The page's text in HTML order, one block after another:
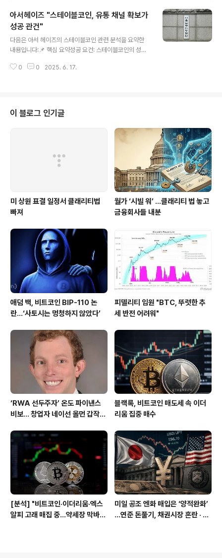
최근 3개월 평균을 상회활성 주소 수는 29만 5천 개로, 전
주 대비 637.5% 급증가격 전망:분석가들은 이러한 온체
인 지표를 근거로 XRP 가격이 최소 8달러까지 상승할 수
있다는 전망을 제시.XRP의 네트워크 활동과 고래 축적이
석된 바 있습니다.https://bloomingbit.io/..
아서헤이즈 "스테이블코인, 유통 채널 확보가
성공 관건"
다음은 아서 헤이즈의 스테이블코인 관련 분석을 요약한
내용입니다:📌 핵심 요약성공 요건: 스테이블코인의 성공
DT): 비트파이넥스와의 협력 및 중화권 내 신뢰를 기반으
휴하거나 직접 스테이블코인을 소유.소셜미디어 기업 및
은행들도 자체 솔루션 구축 중.신규 발행자는 유통 채널이
없어 **사용자 유인을 위해 높은 순이자마진(NIM)**을
제공해야 할 상황.💬 시사점헤이즈의 분석은 스테이블코인
렵고, 거래소·플랫폼과의 전략적 제..
0 0 2025. 6. 17.
이 블로그 인기글
미 상원 표결 일정서 클래리티법
빠져
월가 ‘시빌 워’ …클래리티 법 놓고
금융회사들 내분
애덤 백, 비트코인 BIP-110 논
란…‘사토시는 멍청하지 않았다’
피델리티 임원 "BTC, 뚜렷한 추
세 반전 어려워"
‘RWA 선두주자’ 온도 파이낸스
비보… 창업자 네이선 올먼 갑작스
블랙록, 비트코인 매도세 속 이더
리움 집중 매수
[분석] "비트코인·이더리움·엑스
알피 고래 매집 중…약세장 막바지
미일 공조 엔화 매입은 ‘양적완화’
…연준 돈풀기, 채권시장 혼란 · 비